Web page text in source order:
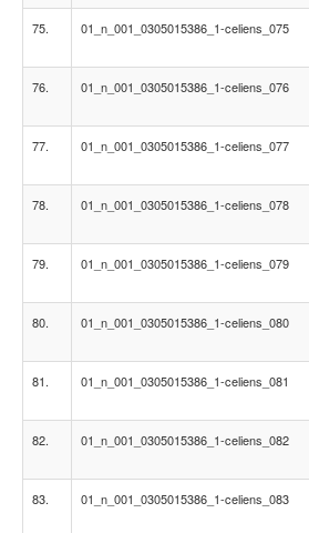
75. 01_n_001_0305015386_1-celiens_075
76. 01_n_001_0305015386_1-celiens_076
77. 01_n_001_0305015386_1-celiens_077
78. 01_n_001_0305015386_1-celiens_078
79. 01_n_001_0305015386_1-celiens_079
80. 01_n_001_0305015386_1-celiens_080
81. 01_n_001_0305015386_1-celiens_081
82. 01_n_001_0305015386_1-celiens_082
83. 01_n_001_0305015386_1-celiens_083